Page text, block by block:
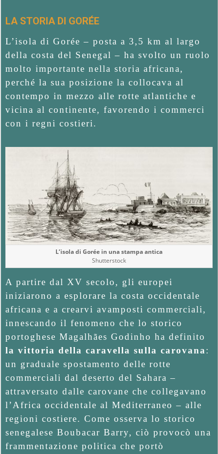
T
O
N
M
N
R
É
E
L
’
I
S
O
E
G
I
S
C
H
I
A
V
I
LA STORIA DI GORÉE
L’isola di Gorée – posta a 3,5 km al largo
della costa del Senegal – ha svolto un ruolo
molto importante nella storia africana,
perché la sua posizione la collocava al
contempo in mezzo alle rotte atlantiche e
vicina al continente, favorendo i commerci
con i regni costieri.
L’isola di Gorée in una stampa antica
Shutterstock
A partire dal XV secolo, gli europei
iniziarono a esplorare la costa occidentale
africana e a crearvi avamposti commerciali,
innescando il fenomeno che lo storico
portoghese Magalhães Godinho ha definito
la vittoria della caravella sulla carovana:
un graduale spostamento delle rotte
commerciali dal deserto del Sahara –
attraversato dalle carovane che collegavano
l’Africa occidentale al Mediterraneo – alle
regioni costiere. Come osserva lo storico
senegalese Boubacar Barry, ciò provocò una
frammentazione politica che portò